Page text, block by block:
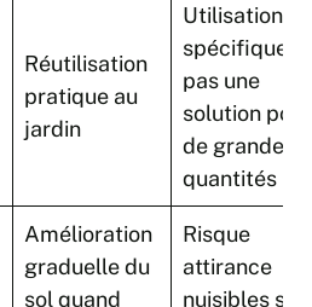
Réutilisation
pratique au
jardin
Utilisation
spécifique,
pas une
solution pour
de grandes
quantités
Amélioration
graduelle du
sol quand
Risque
attirance
nuisibles si